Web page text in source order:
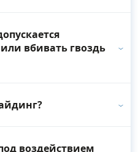
вбивать гвоздь
воздействием